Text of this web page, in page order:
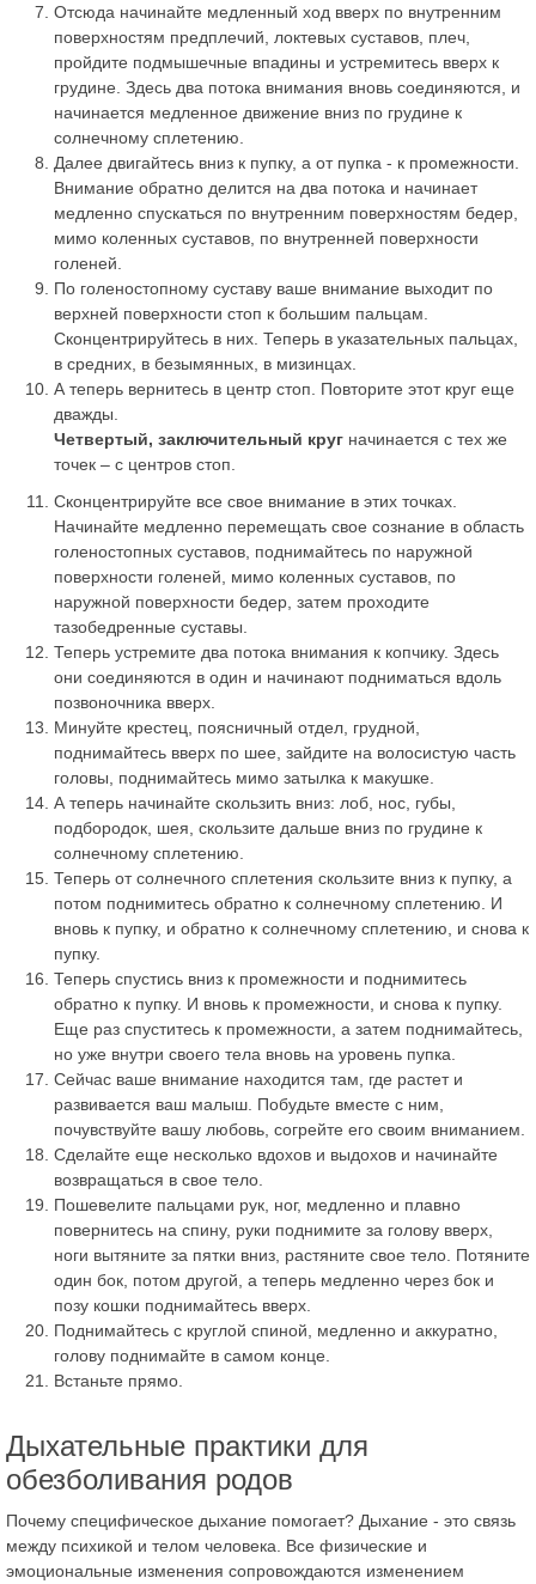
Отсюда начинайте медленный ход вверх по внутренним
поверхностям предплечий, локтевых суставов, плеч,
пройдите подмышечные впадины и устремитесь вверх к
грудине. Здесь два потока внимания вновь соединяются, и
начинается медленное движение вниз по грудине к
солнечному сплетению.
Далее двигайтесь вниз к пупку, а от пупка - к промежности.
Внимание обратно делится на два потока и начинает
медленно спускаться по внутренним поверхностям бедер,
мимо коленных суставов, по внутренней поверхности
голеней.
По голеностопному суставу ваше внимание выходит по
верхней поверхности стоп к большим пальцам.
Сконцентрируйтесь в них. Теперь в указательных пальцах,
в средних, в безымянных, в мизинцах.
А теперь вернитесь в центр стоп. Повторите этот круг еще
дважды.
Четвертый, заключительный круг начинается с тех же
точек – с центров стоп.
Сконцентрируйте все свое внимание в этих точках.
Начинайте медленно перемещать свое сознание в область
голеностопных суставов, поднимайтесь по наружной
поверхности голеней, мимо коленных суставов, по
наружной поверхности бедер, затем проходите
тазобедренные суставы.
Теперь устремите два потока внимания к копчику. Здесь
они соединяются в один и начинают подниматься вдоль
позвоночника вверх.
Минуйте крестец, поясничный отдел, грудной,
поднимайтесь вверх по шее, зайдите на волосистую часть
головы, поднимайтесь мимо затылка к макушке.
А теперь начинайте скользить вниз: лоб, нос, губы,
подбородок, шея, скользите дальше вниз по грудине к
солнечному сплетению.
Теперь от солнечного сплетения скользите вниз к пупку, а
потом поднимитесь обратно к солнечному сплетению. И
вновь к пупку, и обратно к солнечному сплетению, и снова к
пупку.
Теперь спустись вниз к промежности и поднимитесь
обратно к пупку. И вновь к промежности, и снова к пупку.
Еще раз спуститесь к промежности, а затем поднимайтесь,
но уже внутри своего тела вновь на уровень пупка.
Сейчас ваше внимание находится там, где растет и
развивается ваш малыш. Побудьте вместе с ним,
почувствуйте вашу любовь, согрейте его своим вниманием.
Сделайте еще несколько вдохов и выдохов и начинайте
возвращаться в свое тело.
Пошевелите пальцами рук, ног, медленно и плавно
повернитесь на спину, руки поднимите за голову вверх,
ноги вытяните за пятки вниз, растяните свое тело. Потяните
один бок, потом другой, а теперь медленно через бок и
позу кошки поднимайтесь вверх.
Поднимайтесь с круглой спиной, медленно и аккуратно,
голову поднимайте в самом конце.
Встаньте прямо.
Дыхательные практики для
обезболивания родов
Почему специфическое дыхание помогает? Дыхание - это связь
между психикой и телом человека. Все физические и
эмоциональные изменения сопровождаются изменением